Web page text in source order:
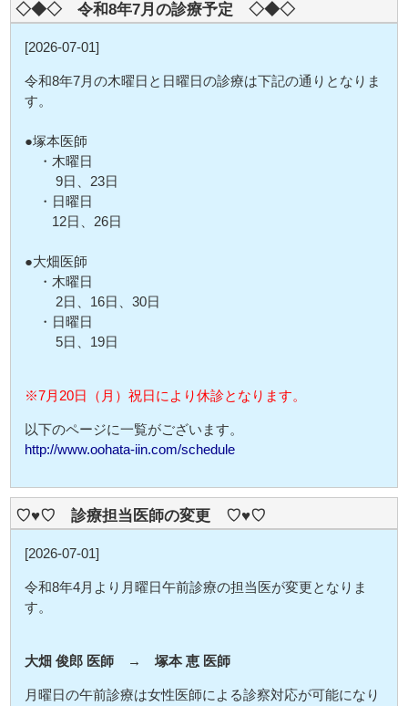
◇◆◇ 令和8年7月の診療予定 ◇◆◇
[2026-07-01]
令和8年7月の木曜日と日曜日の診療は下記の通りとなりま
す。
●塚本医師
・木曜日
9日、23日
・日曜日
12日、26日
●大畑医師
・木曜日
2日、16日、30日
・日曜日
5日、19日
※7月20日（月）祝日により休診となります。
以下のページに一覧がございます。
http://www.oohata-iin.com/schedule
♡♥♡ 診療担当医師の変更 ♡♥♡
[2026-07-01]
令和8年4月より月曜日午前診療の担当医が変更となりま
す。
大畑 俊郎 医師 → 塚本 恵 医師
月曜日の午前診療は女性医師による診察対応が可能になり